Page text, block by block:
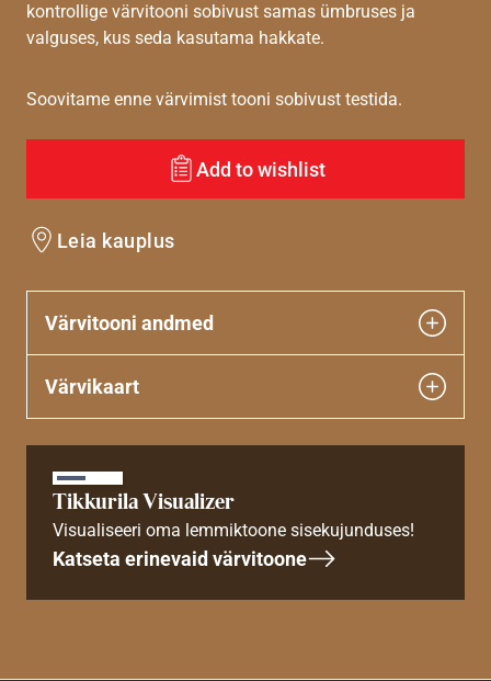
kontrollige värvitooni sobivust samas ümbruses ja
valguses, kus seda kasutama hakkate.
Soovitame enne värvimist tooni sobivust testida.
Add to wishlist
Leia kauplus
Värvitooni andmed
Värvikaart
Tikkurila Visualizer
Visualiseeri oma lemmiktoone sisekujunduses!
Katseta erinevaid värvitoone